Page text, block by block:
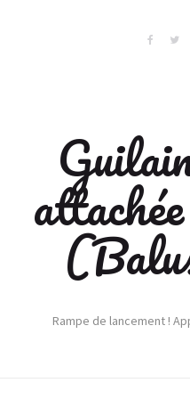
Rampe de lancement !